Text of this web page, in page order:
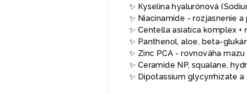
✨ Kyselina hyalurónová
✨ Niacinamide - rozjasnenie
✨ Centella asiatica komplex
✨ Panthenol, aloe, beta-
✨ Zinc PCA - rovnováha
✨ Ceramide NP, squalane,
✨ Dipotassium glycyrrhizate